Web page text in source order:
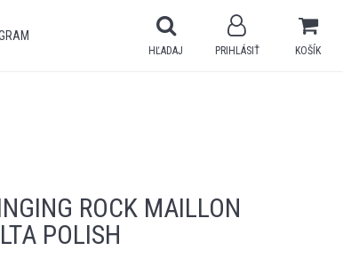
KOŠÍK
PRIHLÁSIŤ
HĽADAJ
ROCK MAILLON
POLISH